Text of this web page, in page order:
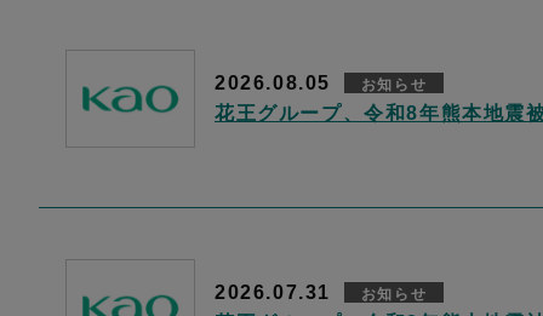
2026.08.05 お知らせ
花王グループ、令和8年熊本地震
2026.07.31 お知らせ